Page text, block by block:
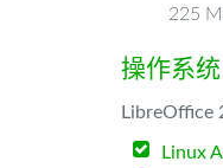
225
操作系统
LibreOffice
Linux